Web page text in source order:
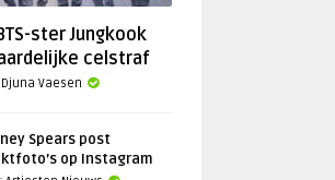
ster Jungkook
celstraf
Djuna Vaesen
Spears post
op Instagram